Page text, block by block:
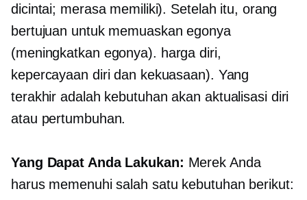
dicintai; merasa memiliki). Setelah itu, orang
bertujuan untuk memuaskan egonya
(meningkatkan egonya). harga diri,
kepercayaan diri dan kekuasaan). Yang
terakhir adalah kebutuhan akan aktualisasi diri
atau pertumbuhan.
Yang Dapat Anda Lakukan: Merek Anda
harus memenuhi salah satu kebutuhan berikut: